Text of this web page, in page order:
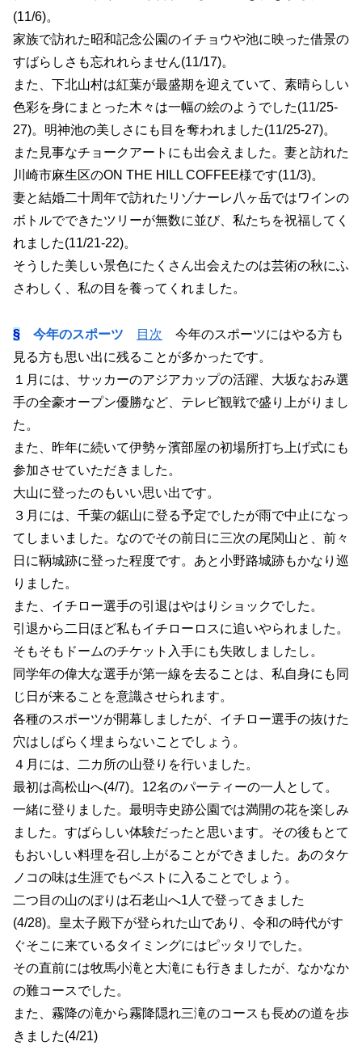
(11/6)。
家族で訪れた昭和記念公園のイチョウや池に映った借景の
すばらしさも忘れれらません(11/17)。
また、下北山村は紅葉が最盛期を迎えていて、素晴らしい
色彩を身にまとった木々は一幅の絵のようでした(11/25-
27)。明神池の美しさにも目を奪われました(11/25-27)。
また見事なチョークアートにも出会えました。妻と訪れた
川崎市麻生区のON THE HILL COFFEE様です(11/3)。
妻と結婚二十周年で訪れたリゾナーレ八ヶ岳ではワインの
ボトルでできたツリーが無数に並び、私たちを祝福してく
れました(11/21-22)。
そうした美しい景色にたくさん出会えたのは芸術の秋にふ
さわしく、私の目を養ってくれました。
§ 今年のスポーツ 目次 今年のスポーツにはやる方も
見る方も思い出に残ることが多かったです。
１月には、サッカーのアジアカップの活躍、大坂なおみ選
手の全豪オープン優勝など、テレビ観戦で盛り上がりまし
た。
また、昨年に続いて伊勢ヶ濱部屋の初場所打ち上げ式にも
参加させていただきました。
大山に登ったのもいい思い出です。
３月には、千葉の鋸山に登る予定でしたが雨で中止になっ
てしまいました。なのでその前日に三次の尾関山と、前々
日に鞆城跡に登った程度です。あと小野路城跡もかなり巡
りました。
また、イチロー選手の引退はやはりショックでした。
引退から二日ほど私もイチローロスに追いやられました。
そもそもドームのチケット入手にも失敗しましたし。
同学年の偉大な選手が第一線を去ることは、私自身にも同
じ日が来ることを意識させられます。
各種のスポーツが開幕しましたが、イチロー選手の抜けた
穴はしばらく埋まらないことでしょう。
４月には、二カ所の山登りを行いました。
最初は高松山へ(4/7)。12名のパーティーの一人として。
一緒に登りました。最明寺史跡公園では満開の花を楽しみ
ました。すばらしい体験だったと思います。その後もとて
もおいしい料理を召し上がることができました。あのタケ
ノコの味は生涯でもベストに入ることでしょう。
二つ目の山のぼりは石老山へ1人で登ってきました
(4/28)。皇太子殿下が登られた山であり、令和の時代がす
ぐそこに来ているタイミングにはピッタリでした。
その直前には牧馬小滝と大滝にも行きましたが、なかなか
の難コースでした。
また、霧降の滝から霧降隠れ三滝のコースも長めの道を歩
きました(4/21)